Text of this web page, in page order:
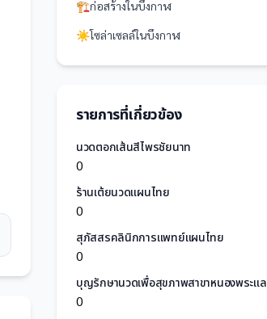
🏗️ก่อสร้างในบึงกาฬ
☀️โซล่าเซลล์ในบึงกาฬ
รายการที่เกี่ยวข้อง
นวดตอกเส้นสีไพรชัยนาท
0
ร้านเต้ยนวดแผนไทย
0
สุภัสสรคลินิกการแพทย์แผนไทย
0
บุญรักษานวดเพื่อสุขภาพสาขาหนองพระแล
0